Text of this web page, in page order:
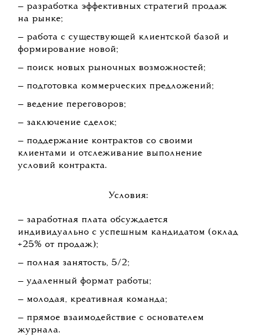
— разработка эффективных стратегий продаж
на рынке;
— работа с существующей клиентской базой и
формирование новой;
— поиск новых рыночных возможностей;
— подготовка коммерческих предложений;
— ведение переговоров;
— заключение сделок;
— поддержание контрактов со своими
клиентами и отслеживание выполнение
условий контракта.
Условия:
— заработная плата обсуждается
индивидуально с успешным кандидатом (оклад
+25% от продаж);
— полная занятость, 5/2;
— удаленный формат работы;
— молодая, креативная команда;
— прямое взаимодействие с основателем
журнала.